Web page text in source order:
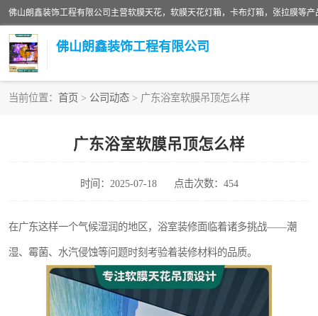
佛山朗鑫装饰工程有限公司
当前位置： 首页 > 公司动态 > 广东浴室软膜吊顶怎么样
广东浴室软膜吊顶怎么样
时间：2025-07-18 点击次数：454
在广东这样一个气候湿润的地区，浴室装修面临着诸多挑战——潮
湿、霉菌、水汽侵蚀等问题时刻考验着装修材料的品质。